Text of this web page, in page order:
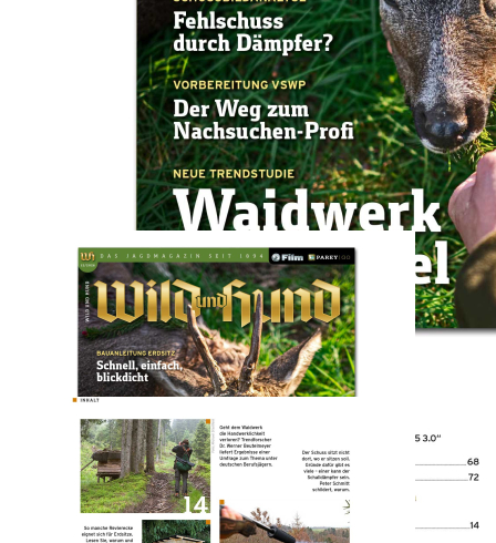
Artikel-Nr. 01202612E
Wild und Hund
2026/12
7,80 €